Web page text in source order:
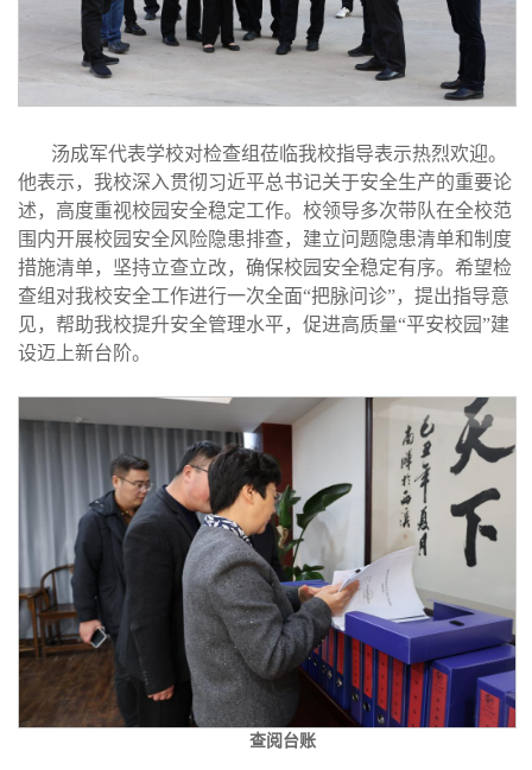
汤成军代表学校对检查组莅临我校指导表示热烈欢迎。
他表示，我校深入贯彻习近平总书记关于安全生产的重要论
述，高度重视校园安全稳定工作。校领导多次带队在全校范
围内开展校园安全风险隐患排查，建立问题隐患清单和制度
措施清单，坚持立查立改，确保校园安全稳定有序。希望检
查组对我校安全工作进行一次全面“把脉问诊”，提出指导意
见，帮助我校提升安全管理水平，促进高质量“平安校园”建
设迈上新台阶。
查阅台账